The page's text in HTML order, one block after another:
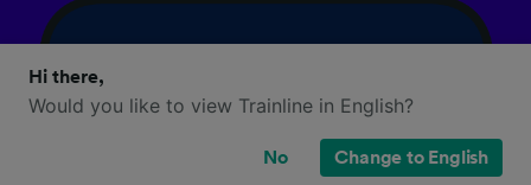
Hi there,
Would you like to view Trainline in English?
No Change to English